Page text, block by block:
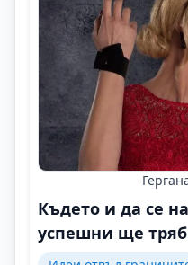
Където и да се
успешни ще